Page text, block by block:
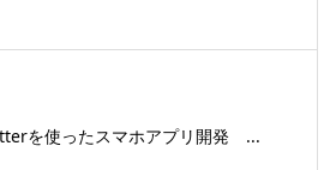
を使ったスマホアプリ開発 ...